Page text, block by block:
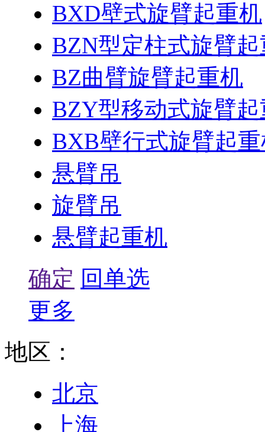
BXD壁式旋臂起重机
BZN型定柱式旋臂
BZ曲臂旋臂起重机
BZY型移动式旋臂
BXB壁行式旋臂起
悬臂吊
旋臂吊
悬臂起重机
确定 回单选
更多
地区：
北京
上海